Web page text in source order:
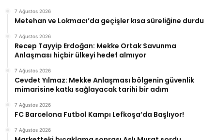
7 Ağustos 2026
Metehan ve Lokmacı’da geçişler kısa süreliğine durdu
7 Ağustos 2026
Recep Tayyip Erdoğan: Mekke Ortak Savunma
Anlaşması hiçbir ülkeyi hedef almıyor
7 Ağustos 2026
Cevdet Yılmaz: Mekke Anlaşması bölgenin güvenlik
mimarisine katkı sağlayacak tarihi bir adım
7 Ağustos 2026
FC Barcelona Futbol Kampı Lefkoşa’da Başlıyor!
7 Ağustos 2026